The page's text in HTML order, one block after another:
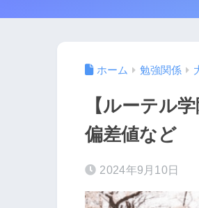
ホーム 勉強関係
【ルーテル
偏差値など
2024年9月10日